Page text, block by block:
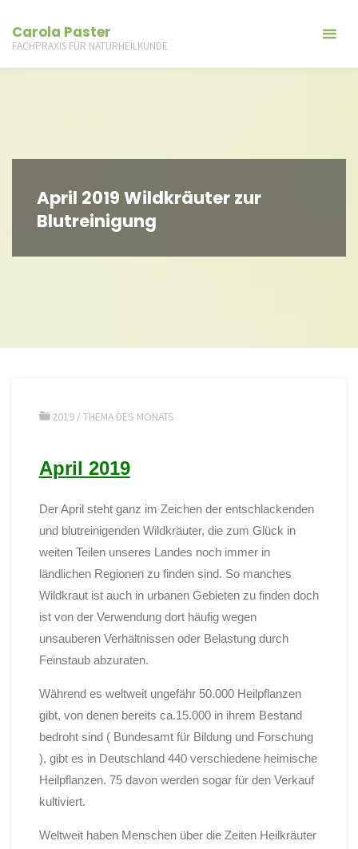
Carola Paster
FACHPRAXIS FÜR NATURHEILKUNDE
April 2019 Wildkräuter zur
Blutreinigung
2019 /THEMA DES MONATS
April 2019
Der April steht ganz im Zeichen der entschlackenden
und blutreinigenden Wildkräuter, die zum Glück in
weiten Teilen unseres Landes noch immer in
ländlichen Regionen zu finden sind. So manches
Wildkraut ist auch in urbanen Gebieten zu finden doch
ist von der Verwendung dort häufig wegen
unsauberen Verhältnissen oder Belastung durch
Feinstaub abzuraten.
Während es weltweit ungefähr 50.000 Heilpflanzen
gibt, von denen bereits ca.15.000 in ihrem Bestand
bedroht sind ( Bundesamt für Bildung und Forschung
), gibt es in Deutschland 440 verschiedene heimische
Heilpflanzen. 75 davon werden sogar für den Verkauf
kultiviert.
Weltweit haben Menschen über die Zeiten Heilkräuter